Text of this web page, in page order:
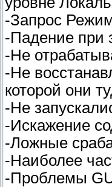
-Запрос
-Падение при
-Не
-Не
которой они
-Не
-Искажение
-Ложные
-Наиболее
-Проблемы